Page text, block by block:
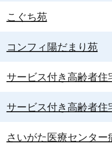
こぐち苑
コンフィ陽だまり苑
サービス付き高齢者
サービス付き高齢者住
さいがた医療センター